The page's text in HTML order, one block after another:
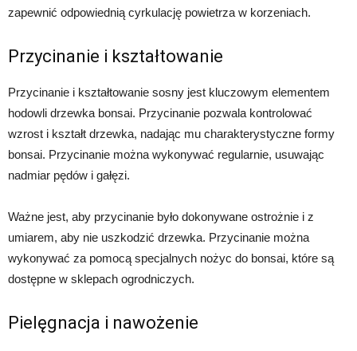
zapewnić odpowiednią cyrkulację powietrza w korzeniach.
Przycinanie i kształtowanie
Przycinanie i kształtowanie sosny jest kluczowym elementem
hodowli drzewka bonsai. Przycinanie pozwala kontrolować
wzrost i kształt drzewka, nadając mu charakterystyczne formy
bonsai. Przycinanie można wykonywać regularnie, usuwając
nadmiar pędów i gałęzi.
Ważne jest, aby przycinanie było dokonywane ostrożnie i z
umiarem, aby nie uszkodzić drzewka. Przycinanie można
wykonywać za pomocą specjalnych nożyc do bonsai, które są
dostępne w sklepach ogrodniczych.
Pielęgnacja i nawożenie